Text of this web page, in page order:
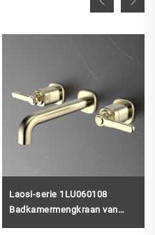
Laosi-serie 1LU060108
Badkamermengkraan van